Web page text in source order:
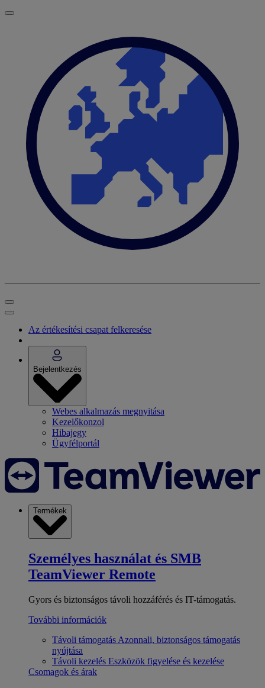
Az értékesítési csapat felkeresése
Bejelentkezés
Webes alkalmazás megnyitása
Kezelőkonzol
Hibajegy
Ügyfélportál
Termékek
Személyes használat és SMB
TeamViewer Remote
Gyors és biztonságos távoli hozzáférés és IT-támogatás.
További információk
Távoli támogatás Azonnali, biztonságos támogatás
nyújtása
Távoli kezelés Eszközök figyelése és kezelése
Csomagok és árak